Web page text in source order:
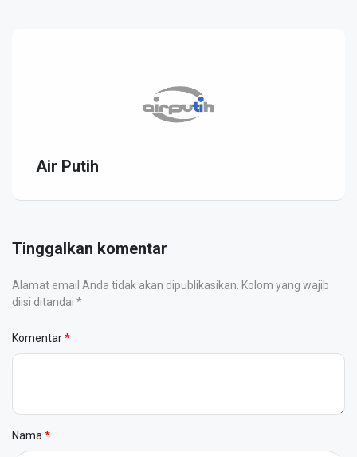
Air Putih
Tinggalkan komentar
Alamat email Anda tidak akan dipublikasikan. Kolom yang wajib
diisi ditandai *
Komentar
Nama